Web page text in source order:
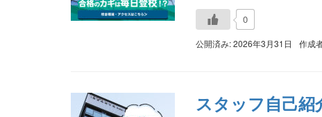
0
公開済み: 2026年3月31日 作成
スタッフ自己